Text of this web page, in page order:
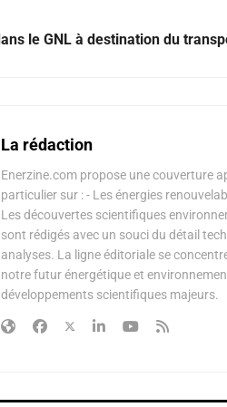
le GNL à destination du
La rédaction
Enerzine.com propose une couverture
particulier sur : - Les énergies
Les découvertes scientifiques
sont rédigés avec un souci du détail
analyses. La ligne éditoriale se
notre futur énergétique et
développements scientifiques majeurs.